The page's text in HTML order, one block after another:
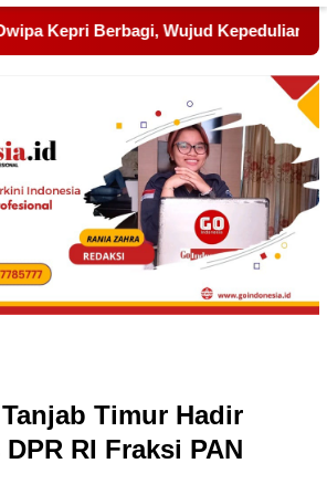
Pondok Tahfidz Yatim dan Dhuafa
Timur Hadir
RI Fraksi PAN